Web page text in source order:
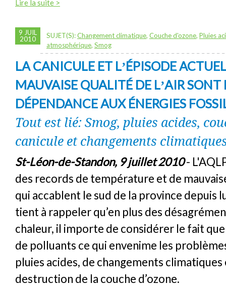
Lire la suite >
9 JUIL
2010
SUJET(S):Changement climatique, Couche d'ozone, Pluies
atmosphérique, Smog
LA CANICULE ET LʼÉPISODE
MAUVAISE QUALITÉ DE LʼAIR SONT
DÉPENDANCE AUX ÉNERGIES
Tout est lié: Smog, pluies acides,
canicule et changements
St-Léon-de-Standon, 9 juillet 2010-
des records de température et de
qui accablent le sud de la province depuis
tient à rappeler qu’en plus des
chaleur, il importe de considérer le fait
de polluants ce qui envenime les
pluies acides, de changements climatiques
destruction de la couche d’ozone.